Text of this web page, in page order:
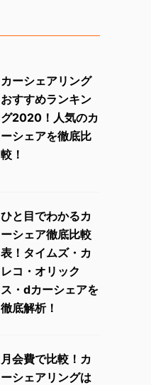
カーシェアリング
おすすめランキン
グ2020！人気のカ
ーシェアを徹底比
較！
ひと目でわかるカ
ーシェア徹底比較
表！タイムズ・カ
レコ・オリック
ス・dカーシェアを
徹底解析！
月会費で比較！カ
ーシェアリングは